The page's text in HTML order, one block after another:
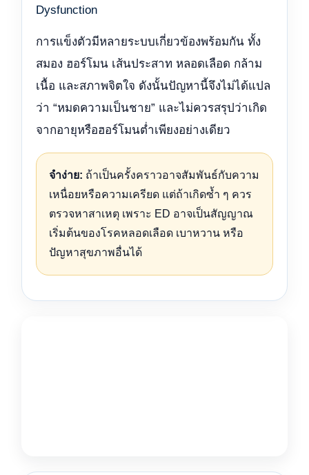
Dysfunction
การแข็งตัวมีหลายระบบเกี่ยวข้องพร้อมกัน ทั้ง
สมอง ฮอร์โมน เส้นประสาท หลอดเลือด กล้าม
เนื้อ และสภาพจิตใจ ดังนั้นปัญหานี้จึงไม่ได้แปล
ว่า “หมดความเป็นชาย” และไม่ควรสรุปว่าเกิด
จากอายุหรือฮอร์โมนต่ำเพียงอย่างเดียว
จำง่าย: ถ้าเป็นครั้งคราวอาจสัมพันธ์กับความ
เหนื่อยหรือความเครียด แต่ถ้าเกิดซ้ำ ๆ ควร
ตรวจหาสาเหตุ เพราะ ED อาจเป็นสัญญาณ
เริ่มต้นของโรคหลอดเลือด เบาหวาน หรือ
ปัญหาสุขภาพอื่นได้